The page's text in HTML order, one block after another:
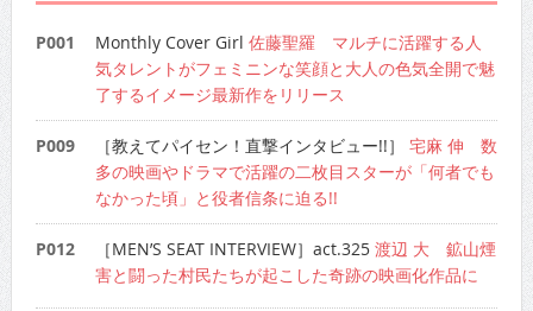
CINEMA×STYLE 294号
P001 Monthly Cover Girl 佐藤聖羅 マルチに活躍する人
気タレントがフェミニンな笑顔と大人の色気全開で魅
了するイメージ最新作をリリース
P009 ［教えてパイセン！直撃インタビュー!!］ 宅麻 伸 数
多の映画やドラマで活躍の二枚目スターが「何者でも
なかった頃」と役者信条に迫る!!
P012 ［MEN’S SEAT INTERVIEW］act.325 渡辺 大 鉱山煙
害と闘った村民たちが起こした奇跡の映画化作品に